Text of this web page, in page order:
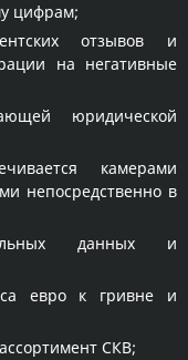
цифрам;
отзывов и
на негативные
юридической
камерами
непосредственно в
данных и
евро к гривне и
СКВ;